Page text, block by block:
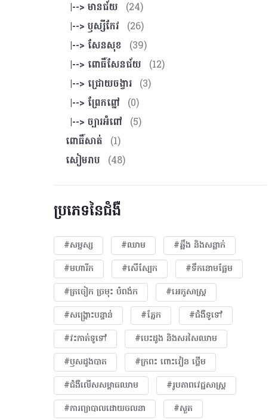
|--> មានជ័យ
(24)
|--> ឫស្សីកែវ
(26)
|--> សែនសុខ
(39)
|--> ពោធិ៍សែនជ័យ
(12)
|--> ជ្រោយចង្វារ (3)
|--> ព្រែកព្នៅ
(0)
|--> ច្បារអំពៅ
(5)
ពោធិ៍សាត់
(1)
សៀមរាប
(48)
ប្រភេទនៃជំងឺ
#សម្ផស្ស #ឈាម
#ឆ្អឹង និងសន្លាក់
#មហារីក​
#សើស្បែក
#ទឹកនោមផ្អែម
#ត្រចៀក ច្រមុះ បំពង់ក
#អេកូសាស្រ្ត
#សង្គ្រោះបន្ទាន់
#ភ្នែក​
#ជំងឺទូទៅ
#វះកាត់ទូទៅ
#បេះដូង​ និងសរសៃឈាម
#ឫសដូងបាត
#ក្រពះ ពោះវៀន ថ្លើម
#ជំងឺលើសសម្ពាធឈាម
#​រូបភាពវេជ្ជសាស្រ្ត
#ការព្យាបាលដោយ​ចលនា
#សួត